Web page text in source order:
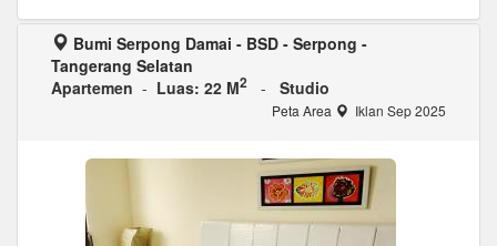
Bumi Serpong Damai - BSD - Serpong -
Tangerang Selatan
Apartemen - Luas: 22 M2 - Studio
Peta Area Iklan Sep 2025